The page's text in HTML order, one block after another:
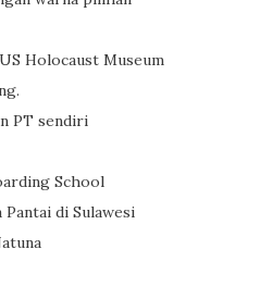
Holocaust Museum
PT sendiri
School
di Sulawesi